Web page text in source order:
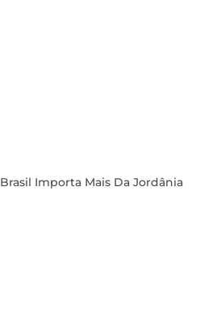
Brasil Importa Mais Da Jordânia